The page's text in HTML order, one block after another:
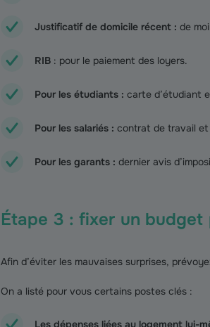
Justificatif de domicile récent : de
RIB : pour le paiement des loyers.
Pour les étudiants : carte d’étudiant
Pour les salariés : contrat de travail et
Pour les garants : dernier avis
Étape 3 : fixer un
Afin d’éviter les mauvaises surprises,
On a listé pour vous certains postes clés :
Les dépenses liées au logement lui-